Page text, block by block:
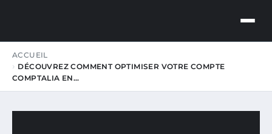
LE MAZOU
BUSINESS INSIGHTS
ACCUEIL
DÉCOUVREZ COMMENT OPTIMISER VOTRE COMPTE
COMPTALIA EN…